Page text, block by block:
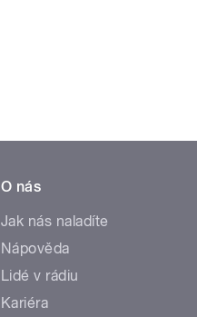
O nás
Jak nás naladíte
Nápověda
Lidé v rádiu
Kariéra